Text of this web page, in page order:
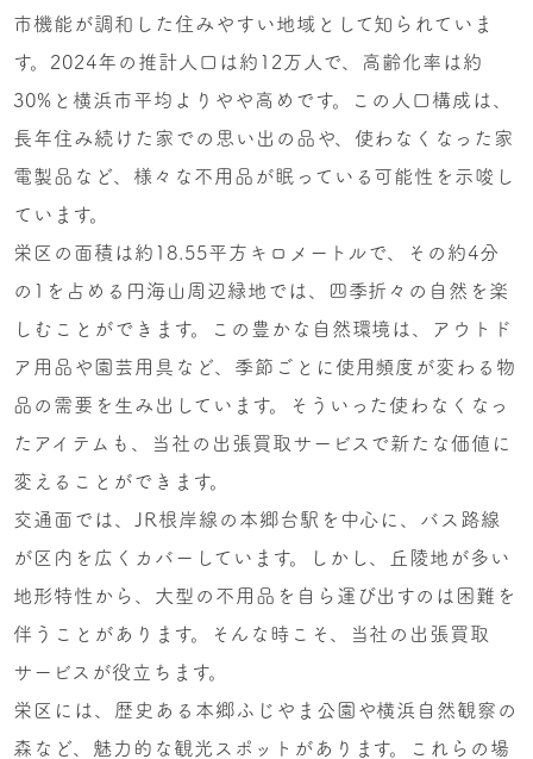
市機能が調和した住みやすい地域として知られていま
す。2024年の推計人口は約12万人で、高齢化率は約
30%と横浜市平均よりやや高めです。この人口構成は、
長年住み続けた家での思い出の品や、使わなくなった家
電製品など、様々な不用品が眠っている可能性を示唆し
ています。
栄区の面積は約18.55平方キロメートルで、その約4分
の1を占める円海山周辺緑地では、四季折々の自然を楽
しむことができます。この豊かな自然環境は、アウトド
ア用品や園芸用具など、季節ごとに使用頻度が変わる物
品の需要を生み出しています。そういった使わなくなっ
たアイテムも、当社の出張買取サービスで新たな価値に
変えることができます。
交通面では、JR根岸線の本郷台駅を中心に、バス路線
が区内を広くカバーしています。しかし、丘陵地が多い
地形特性から、大型の不用品を自ら運び出すのは困難を
伴うことがあります。そんな時こそ、当社の出張買取
サービスが役立ちます。
栄区には、歴史ある本郷ふじやま公園や横浜自然観察の
森など、魅力的な観光スポットがあります。これらの場